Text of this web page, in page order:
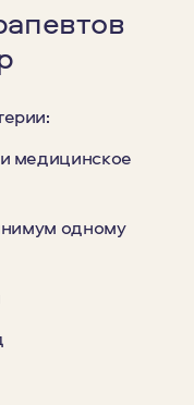
медицинское
одному